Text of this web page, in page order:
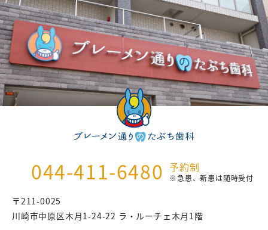
の
ペ
ー
ジ
送
り
044-411-6480 予約制
※急患、新患は随時受付
〒211-0025
川崎市中原区木月1-24-22 ラ・ルーチェ木月1階